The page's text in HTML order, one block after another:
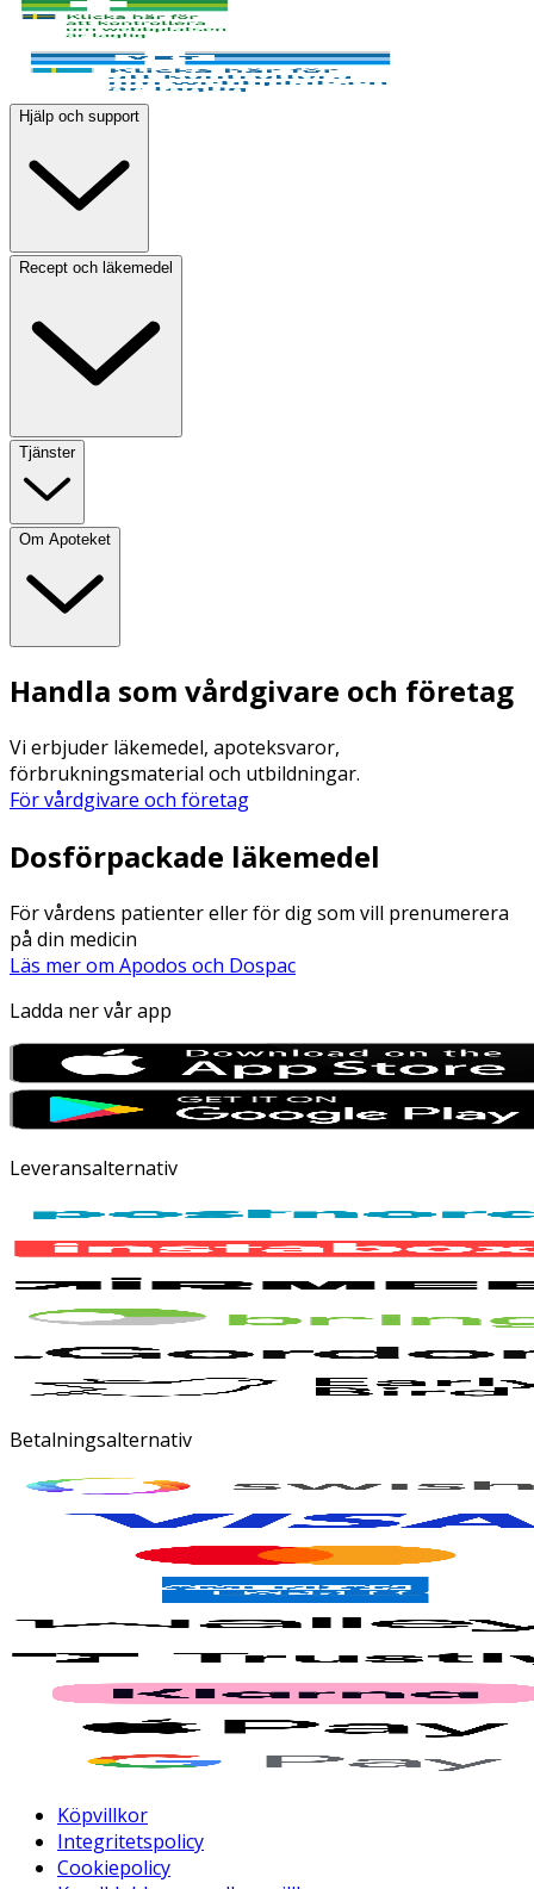
Hjälp och support
Recept och läkemedel
Tjänster
Om Apoteket
Handla som vårdgivare och företag
Vi erbjuder läkemedel, apoteksvaror,
förbrukningsmaterial och utbildningar.
För vårdgivare och företag
Dosförpackade läkemedel
För vårdens patienter eller för dig som vill prenumerera
på din medicin
Läs mer om Apodos och Dospac
Ladda ner vår app
Leveransalternativ
Betalningsalternativ
Köpvillkor
Integritetspolicy
Cookiepolicy